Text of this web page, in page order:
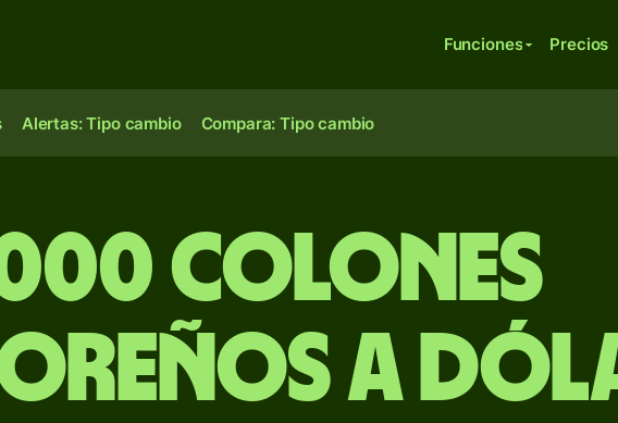
Funciones Precios
Alertas: Tipo cambio Compara: Tipo cambio
colones
a